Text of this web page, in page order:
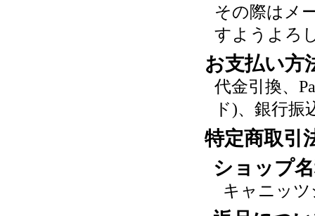
その際はメ
すようよろ
お支払い方
代金引換、
ド)、銀行振
特定商取引
ショップ
キャニッ